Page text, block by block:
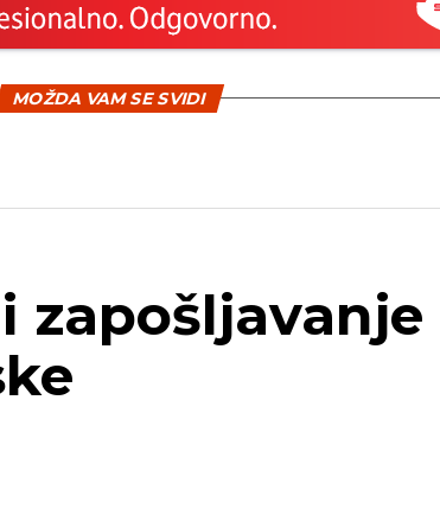
MOŽDA VAM SE SVIDI
zapošljavanje